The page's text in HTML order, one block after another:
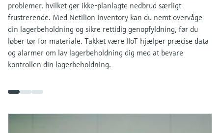
problemer, hvilket gør ikke-planlagte nedbrud særligt
frustrerende. Med Netilion Inventory kan du nemt overvåge
din lagerbeholdning og sikre rettidig genopfyldning, før du
løber tør for materiale. Takket være IIoT hjælper præcise data
og alarmer om lav lagerbeholdning dig med at bevare
kontrollen din lagerbeholdning.